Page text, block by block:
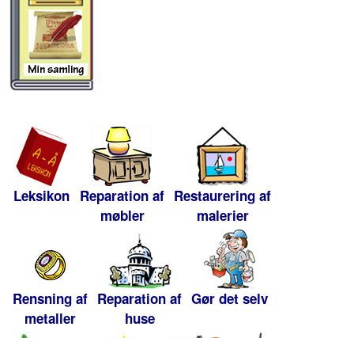
Leksikon Reparation af
møbler
Restaurering af
malerier
Rensning af
metaller
Reparation af
huse
Gør det selv